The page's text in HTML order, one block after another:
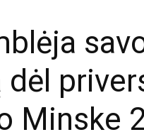
Minske